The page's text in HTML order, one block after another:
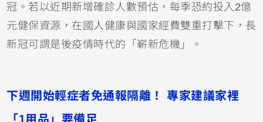
冠。若以近期新增確診人數預估，每季恐約投入2億
元健保資源，在國人健康與國家經費雙重打擊下，長
新冠可謂是後疫情時代的「嶄新危機」。
下週開始輕症者免通報隔離！ 專家建議家裡
「1用品」要備足